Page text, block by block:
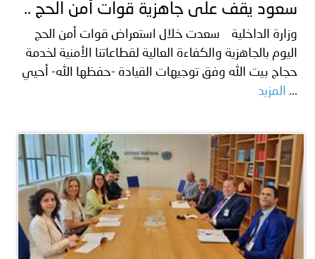
سعود يقف على جاهزية قوات أمن الحج ..
وزارة الداخلية سعدت خلال استعراض قوات أمن الحج
اليوم بالجاهزية والكفاءة العالية لقطاعاتنا الأمنية لخدمة
حجاج بيت الله وفق توجيهات القيادة -حفظها الله- أحيي
...
المزيد